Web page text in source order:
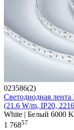
023586(2)
Светодиодная
(21.6 W/m, IP20,
White | Белый 6000 K
1 76857